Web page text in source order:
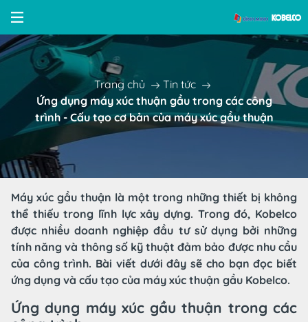
Trang chủ
Tin tức
Ứng dụng máy xúc thuận gầu trong các công
trình - Cấu tạo cơ bản của máy xúc gầu thuận
Máy xúc gầu thuận là một trong những thiết bị không
thể thiếu trong lĩnh lực xây dựng. Trong đó, Kobelco
được nhiều doanh nghiệp đầu tư sử dụng bởi những
tính năng và thông số kỹ thuật đảm bảo được nhu cầu
của công trình. Bài viết dưới đây sẽ cho bạn đọc biết
ứng dụng và cấu tạo của máy xúc thuận gầu Kobelco.
Ứng dụng máy xúc gầu thuận trong các